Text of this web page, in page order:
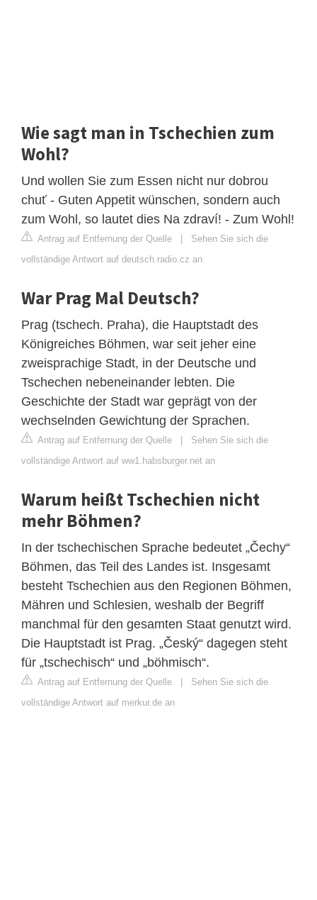
Wie sagt man in Tschechien zum
Wohl?
Und wollen Sie zum Essen nicht nur dobrou
chuť - Guten Appetit wünschen, sondern auch
zum Wohl, so lautet dies Na zdraví! - Zum Wohl!
Antrag auf Entfernung der Quelle | Sehen Sie sich die
vollständige Antwort auf deutsch.radio.cz an
War Prag Mal Deutsch?
Prag (tschech. Praha), die Hauptstadt des
Königreiches Böhmen, war seit jeher eine
zweisprachige Stadt, in der Deutsche und
Tschechen nebeneinander lebten. Die
Geschichte der Stadt war geprägt von der
wechselnden Gewichtung der Sprachen.
Antrag auf Entfernung der Quelle | Sehen Sie sich die
vollständige Antwort auf ww1.habsburger.net an
Warum heißt Tschechien nicht
mehr Böhmen?
In der tschechischen Sprache bedeutet „Čechy“
Böhmen, das Teil des Landes ist. Insgesamt
besteht Tschechien aus den Regionen Böhmen,
Mähren und Schlesien, weshalb der Begriff
manchmal für den gesamten Staat genutzt wird.
Die Hauptstadt ist Prag. „Český“ dagegen steht
für „tschechisch“ und „böhmisch“.
Antrag auf Entfernung der Quelle | Sehen Sie sich die
vollständige Antwort auf merkur.de an